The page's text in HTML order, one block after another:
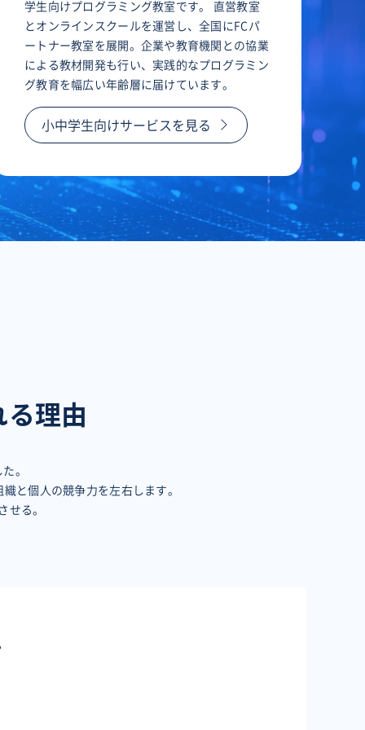
学生向けプログラミング教室です。 直営教室
とオンラインスクールを運営し、全国にFCパ
ートナー教室を展開。企業や教育機関との協業
による教材開発も行い、実践的なプログラミン
グ教育を幅広い年齢層に届けています。
小中学生向けサービスを見る
理由
。
と個人の競争力を左右します。
る。